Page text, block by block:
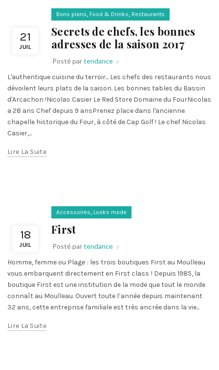
21
JUIL
Bons plans, Food & Drinks, Restaurants
Secrets de chefs, les bonnes
adresses de la saison 2017
Posté partendance
L'authentique cuisine du terroir... Les chefs des restaurants nous
dévoilent leurs plats de la saison. Les bonnes tables du Bassin
d'Arcachon !Nicolas Casier Le Red Store Domaine du FourNicolas
a 28 ans Chef depuis 9 ansPrenez place dans l'ancienne
chapelle historique du Four, à côté de Cap Golf ! Le chef Nicolas
Casier,...
Lire La Suite
18
JUIL
Accessoires, Looks mode
First
Posté partendance
Homme, femme ou Plage : les trois boutiques First au Moulleau
vous embarquent directement en First class ! Depuis 1985, la
boutique First est une institution de la mode que tout le monde
connaît au Moulleau. Ouvert toute l’année depuis maintenant
32 ans, cette entreprise familiale est très ancrée dans la vie...
Lire La Suite